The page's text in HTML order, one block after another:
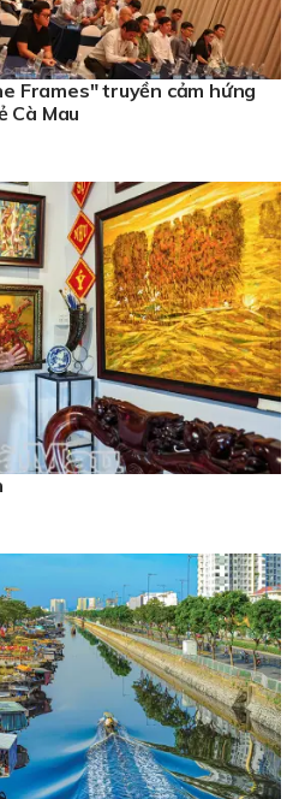
Frames" truyền cảm hứng
Cà Mau